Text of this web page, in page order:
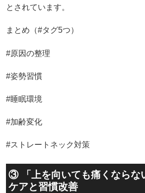
とされています。
まとめ（#タグ5つ）
#原因の整理
#姿勢習慣
#睡眠環境
#加齢変化
#ストレートネック対策
③ 「上を向いても痛くならな
ケアと習慣改善